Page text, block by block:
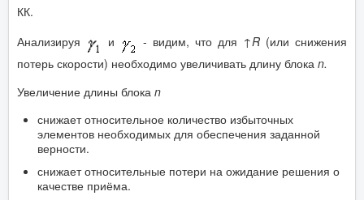
КК.
Анализируя
и - видим, что для ↑R (или снижения
потерь скорости) необходимо увеличивать длину блока n.
Увеличение длины блока n
снижает относительное количество избыточных
элементов необходимых для обеспечения заданной
верности.
снижает относительные потери на ожидание решения о
качестве приёма.